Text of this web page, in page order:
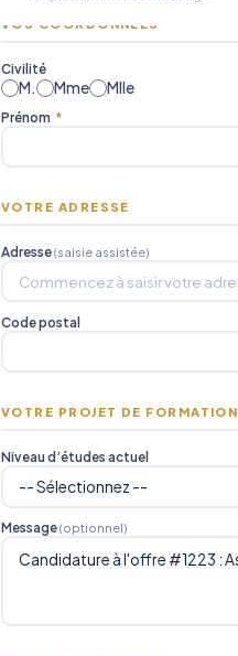
VOS COORDONNÉES
Civilité
M. Mme Mlle
Prénom *
VOTRE ADRESSE
Adresse(saisie assistée)
Code postal
VOTRE PROJET DE FORMATION
Niveau d’études actuel
Message(optionnel)